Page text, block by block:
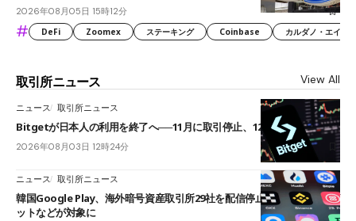
2026年08月05日 15時12分
# DeFi Zoomex ステーキング Coinbase カルダノ・エイ
取引所ニュース View All
ニュース 取引所ニュース
Bitgetが日本人の利用を終了へ──11月に取引停止、12月末に強制決済
2026年08月03日 12時24分
ニュース 取引所ニュース
韓国Google Play、海外暗号資産取引所29社を配信停止──OKXやバイビ
ットなどが対象に